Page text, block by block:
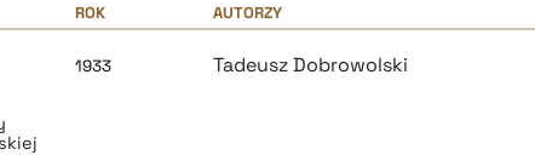
ROK AUTORZY
1933 Tadeusz Dobrowolski